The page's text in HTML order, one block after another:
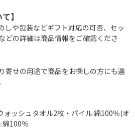
】
しや包装などギフト対応の可否、セッ
どの詳細は商品情報をご確認くださ
寄せの用途で商品をお探しの方にも選
ッシュタオル2枚・パイル:綿100％(オ
綿100％